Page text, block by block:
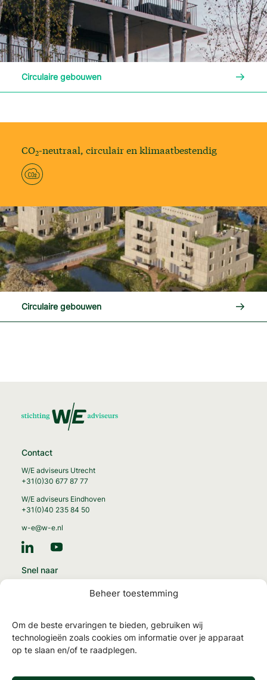
Beheer toestemming
Om de beste ervaringen te bieden, gebruiken wij
technologieën zoals cookies om informatie over je apparaat
op te slaan en/of te raadplegen.
Circulaire gebouwen Lees
CO2-neutraal, circulair en klimaatbestendig
Circulaire gebouwen Lees
Contact
W/E adviseurs Utrecht
+31(0)30 677 87 77
W/E adviseurs Eindhoven
+31(0)40 235 84 50
w-e@w-e.nl
Snel naar
MilieuPrestatie Gebouwen
NTA 8800 en energielabels